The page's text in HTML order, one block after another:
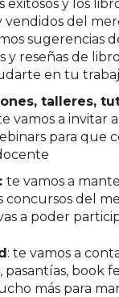
exitosos y los
vendidos del
sugerencias
y reseñas de
en tu
talleres,
vamos a invitar
para que
te vamos a
concursos del
a poder
: te vamos a
pasantías, book
más para